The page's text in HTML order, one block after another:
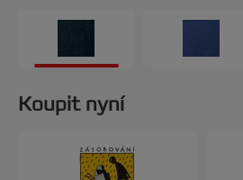
nové a časem nevyblednou.
v rozsáhlé škále 14 barev.
jsou také k dispozici s
se ukázala titulní strana pod
Gramáž: 250 g/m2. Formát A4.
Koupit nyní